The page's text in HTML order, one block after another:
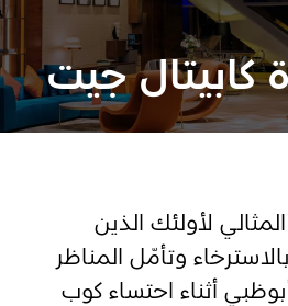
مسارات
كابيتال جيت
لأولئك الذين
وتأمّل المناظر
أبوظبي أثناء احتساء كوب